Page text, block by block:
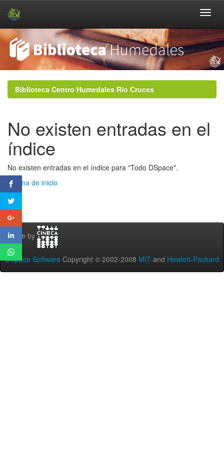
navigationBiblioteca Centro Humedales Río Cruces
No existen entradas en el
índice
No existen entradas en el índice para "Todo DSpace".
Página de inicio
Theme by
DSpace Software Copyright © 2002-2008 MIT and Hewlett-Packard